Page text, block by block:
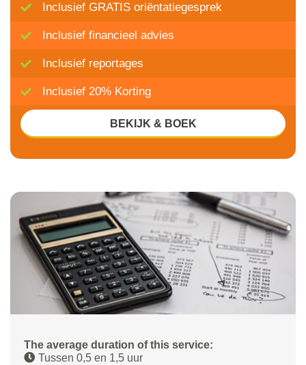
The average duration of this service:
Tussen 0,5 en 1,5 uur
Inclusief GRATIS oriëntatiegesprek
Inclusief financieel advies
Inclusief reportages
Inclusief 20% Korting
BEKIJK & BOEK